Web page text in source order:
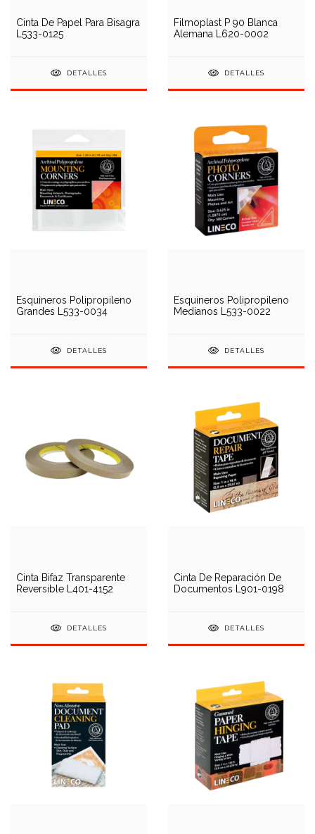
Cinta De Papel Para Bisagra
L533-0125
DETALLES
Filmoplast P 90 Blanca
Alemana L620-0002
DETALLES
Esquineros Polipropileno
Grandes L533-0034
DETALLES
Esquineros Polipropileno
Medianos L533-0022
DETALLES
Cinta Bifaz Transparente
Reversible L401-4152
DETALLES
Cinta De Reparación De
Documentos L901-0198
DETALLES